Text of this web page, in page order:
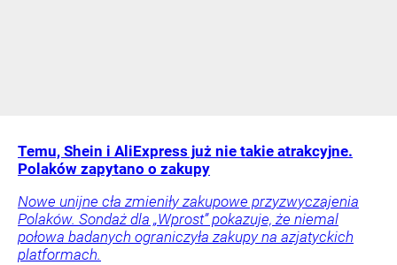
Temu, Shein i AliExpress już nie takie atrakcyjne.
Polaków zapytano o zakupy
Nowe unijne cła zmieniły zakupowe przyzwyczajenia
Polaków. Sondaż dla „Wprost” pokazuje, że niemal
połowa badanych ograniczyła zakupy na azjatyckich
platformach.